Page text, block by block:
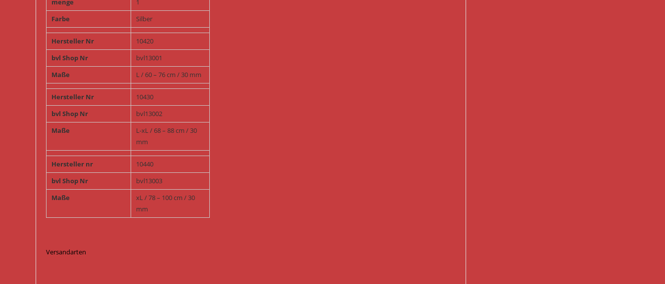
menge
1
Farbe
Silber
Hersteller Nr
10420
bvl Shop Nr
bvl13001
Maße
L / 60 – 76 cm / 30 mm
Hersteller Nr
10430
bvl Shop Nr
bvl13002
Maße
L-xL / 68 – 88 cm / 30
mm
Hersteller nr
10440
bvl Shop Nr
bvl13003
Maße
xL / 78 – 100 cm / 30
mm
Versandarten